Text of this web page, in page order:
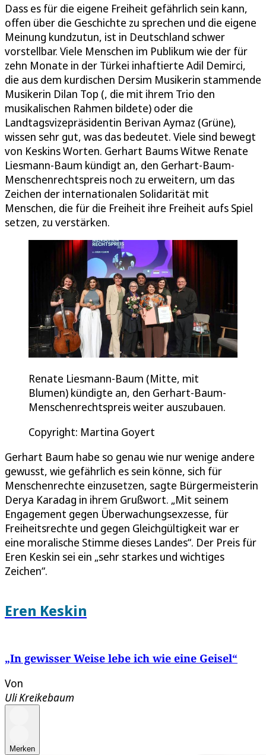
Dass es für die eigene Freiheit gefährlich sein kann,
offen über die Geschichte zu sprechen und die eigene
Meinung kundzutun, ist in Deutschland schwer
vorstellbar. Viele Menschen im Publikum wie der für
zehn Monate in der Türkei inhaftierte Adil Demirci,
die aus dem kurdischen Dersim Musikerin stammende
Musikerin Dilan Top (, die mit ihrem Trio den
musikalischen Rahmen bildete) oder die
Landtagsvizepräsidentin Berivan Aymaz (Grüne),
wissen sehr gut, was das bedeutet. Viele sind bewegt
von Keskins Worten. Gerhart Baums Witwe Renate
Liesmann-Baum kündigt an, den Gerhart-Baum-
Menschenrechtspreis noch zu erweitern, um das
Zeichen der internationalen Solidarität mit
Menschen, die für die Freiheit ihre Freiheit aufs Spiel
setzen, zu verstärken.
Renate Liesmann-Baum (Mitte, mit
Blumen) kündigte an, den Gerhart-Baum-
Menschenrechtspreis weiter auszubauen.
Copyright: Martina Goyert
Gerhart Baum habe so genau wie nur wenige andere
gewusst, wie gefährlich es sein könne, sich für
Menschenrechte einzusetzen, sagte Bürgermeisterin
Derya Karadag in ihrem Grußwort. „Mit seinem
Engagement gegen Überwachungsexzesse, für
Freiheitsrechte und gegen Gleichgültigkeit war er
eine moralische Stimme dieses Landes“. Der Preis für
Eren Keskin sei ein „sehr starkes und wichtiges
Zeichen“.
Eren Keskin
„In gewisser Weise lebe ich wie eine Geisel“
Von
Uli Kreikebaum
Merken